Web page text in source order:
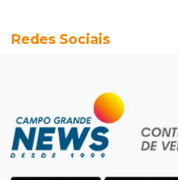
Seleções em MS têm
Jardim Itatiaia
Vigia é amarrado durante
dois caminhões em pátio
Redes Sociais